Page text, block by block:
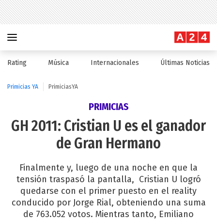
Rating Música Internacionales Últimas Noticias
Primicias YA PrimiciasYA
PRIMICIAS
GH 2011: Cristian U es el ganador
de Gran Hermano
Finalmente y, luego de una noche en que la
tensión traspasó la pantalla, Cristian U logró
quedarse con el primer puesto en el reality
conducido por Jorge Rial, obteniendo una suma
de 763.052 votos. Mientras tanto, Emiliano